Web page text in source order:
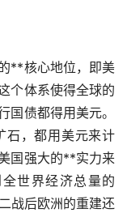
**核心地位，即美
个体系使得全球的
债都得用美元。
石，都用美元来计
国强大的**实力来
世界经济总量的
战后欧洲的重建还